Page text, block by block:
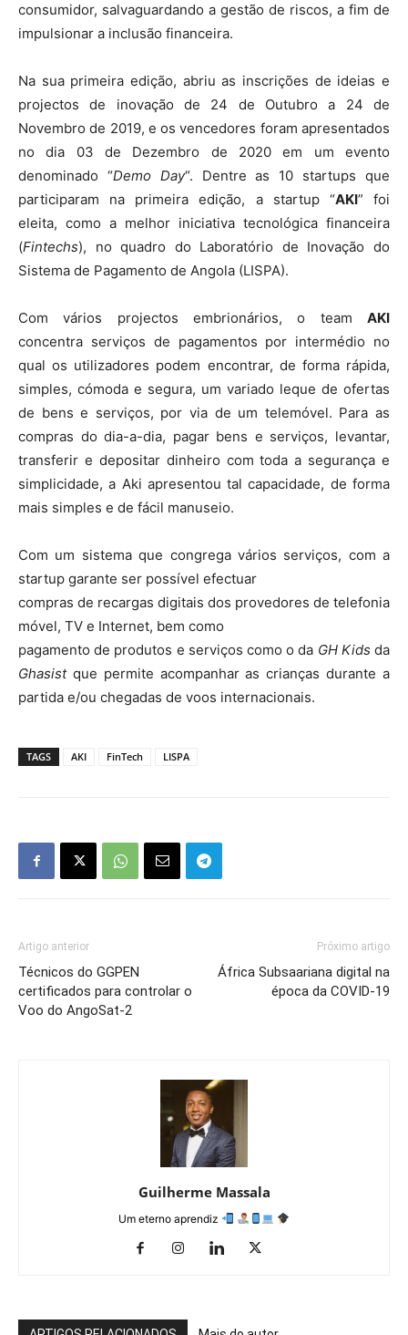
consumidor, salvaguardando a gestão de riscos, a fim de
impulsionar a inclusão financeira.
Na sua primeira edição, abriu as inscrições de ideias e
projectos de inovação de 24 de Outubro a 24 de
Novembro de 2019, e os vencedores foram apresentados
no dia 03 de Dezembro de 2020 em um evento
denominado “Demo Day“. Dentre as 10 startups que
participaram na primeira edição, a startup “AKI” foi
eleita, como a melhor iniciativa tecnológica financeira
(Fintechs), no quadro do Laboratório de Inovação do
Sistema de Pagamento de Angola (LISPA).
Com vários projectos embrionários, o team AKI
concentra serviços de pagamentos por intermédio no
qual os utilizadores podem encontrar, de forma rápida,
simples, cómoda e segura, um variado leque de ofertas
de bens e serviços, por via de um telemóvel. Para as
compras do dia-a-dia, pagar bens e serviços, levantar,
transferir e depositar dinheiro com toda a segurança e
simplicidade, a Aki apresentou tal capacidade, de forma
mais simples e de fácil manuseio.
Com um sistema que congrega vários serviços, com a
startup garante ser possível efectuar
compras de recargas digitais dos provedores de telefonia
móvel, TV e Internet, bem como
pagamento de produtos e serviços como o da GH Kids da
Ghasistque permite acompanhar as crianças durante a
partida e/ou chegadas de voos internacionais.
TAGS AKI FinTech LISPA
Artigo anterior
Técnicos do GGPEN
certificados para controlar o
Voo do AngoSat-2
Próximo artigo
África Subsaariana digital na
época da COVID-19
Guilherme Massala
Um eterno aprendiz